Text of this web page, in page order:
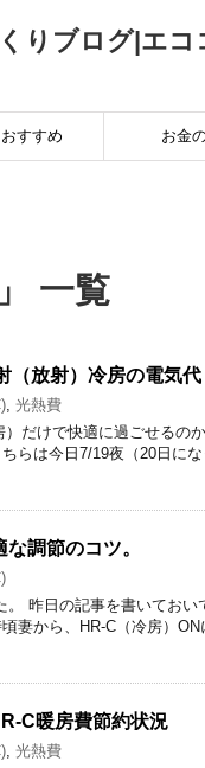
りブログ|エコ
すすめ お金
一覧
（放射）冷房の電気代
, 光熱費
だけで快適に過ごせるの
らは今日7/19夜（20日に
調節のコツ。
昨日の記事を書いておい
妻から、HR-C（冷房）
C暖房費節約状況
, 光熱費